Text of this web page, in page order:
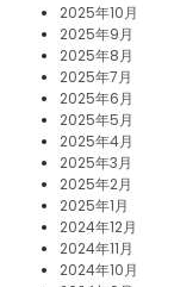
2025年10月
2025年9月
2025年8月
2025年7月
2025年6月
2025年5月
2025年4月
2025年3月
2025年2月
2025年1月
2024年12月
2024年11月
2024年10月